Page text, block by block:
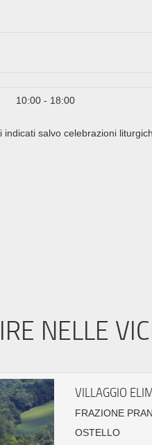
10:00 - 18:00
salvo celebrazioni
NELLE
VILLAGGIO
FRAZIONE
OSTELLO